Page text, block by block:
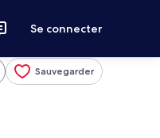
Se connecter
Sauvegarder